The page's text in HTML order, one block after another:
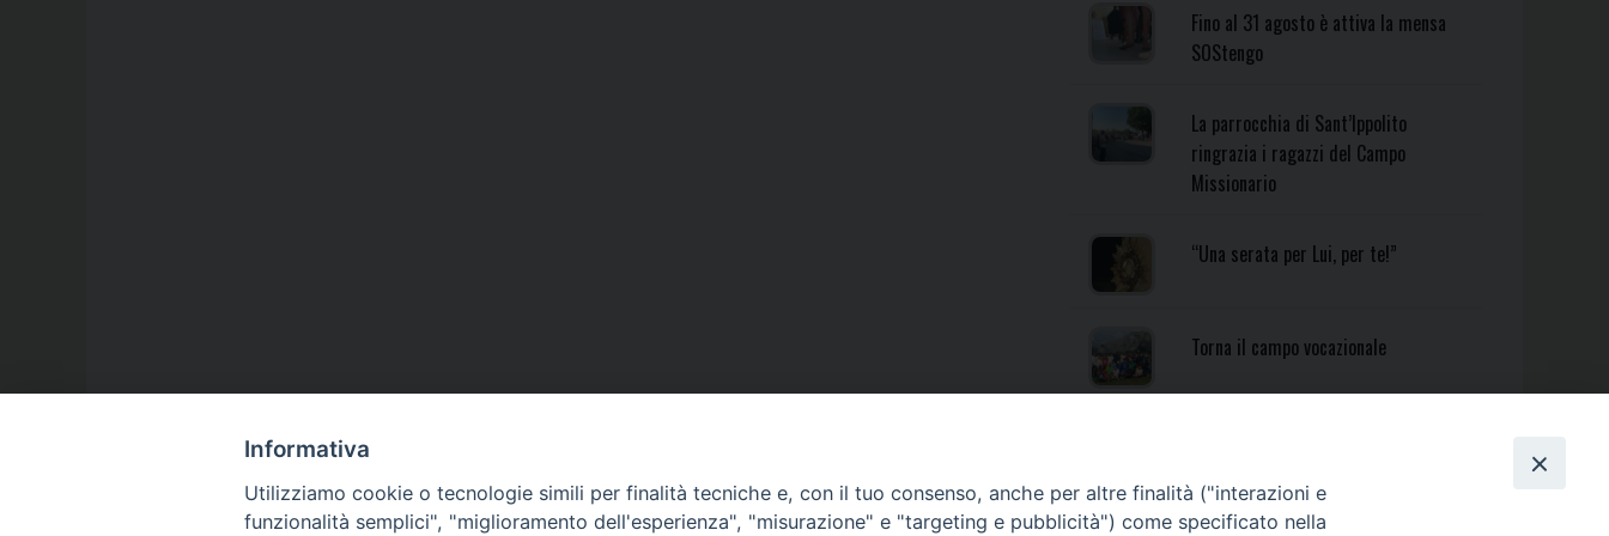
Fino al 31 agosto è attiva la mensa
SOStengo
La parrocchia di Sant’Ippolito
ringrazia i ragazzi del Campo
Missionario
“Una serata per Lui, per te!”
Torna il campo vocazionale
Informativa
Utilizziamo cookie o tecnologie simili per finalità tecniche e, con il tuo consenso, anche per altre finalità ("interazioni e
funzionalità semplici", "miglioramento dell'esperienza", "misurazione" e "targeting e pubblicità") come specificato nella